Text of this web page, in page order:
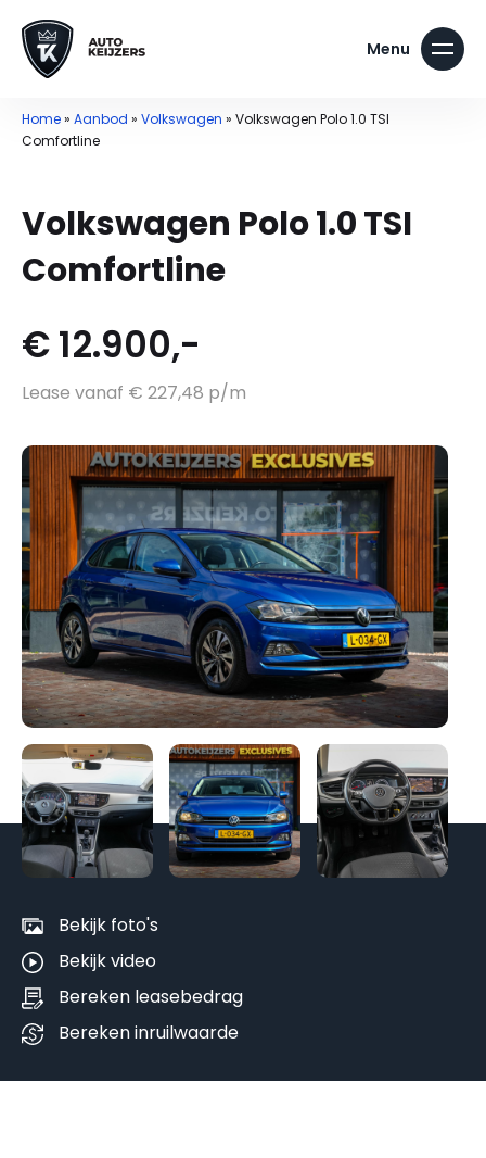
Home» Aanbod » Volkswagen » Volkswagen Polo 1.0 TSI
Comfortline
Volkswagen Polo 1.0 TSI
Comfortline
€ 12.900,-
Lease vanaf € 227,48 p/m
Bekijk foto's
Bekijk video
Bereken leasebedrag
Bereken inruilwaarde